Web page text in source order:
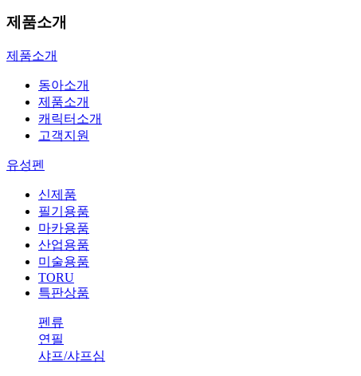
제품소개
제품소개
동아소개
제품소개
캐릭터소개
고객지원
유성펜
신제품
필기용품
마카용품
산업용품
미술용품
TORU
특판상품
펜류
연필
샤프/샤프심